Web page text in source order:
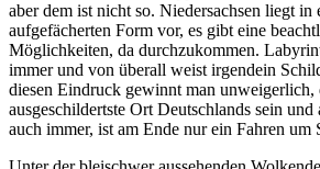
aber dem ist nicht so. Niedersachsen liegt in
aufgefächerten Form vor, es gibt eine
Möglichkeiten, da durchzukommen.
immer und von überall weist irgendein
diesen Eindruck gewinnt man unweigerlich,
ausgeschildertste Ort Deutschlands sein
auch immer, ist am Ende nur ein Fahren um